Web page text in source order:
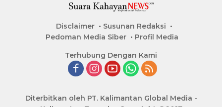
Disclaimer
Susunan Redaksi
Pedoman Media Siber
Profil Media
Terhubung Dengan Kami
Diterbitkan oleh PT. Kalimantan Global Media -